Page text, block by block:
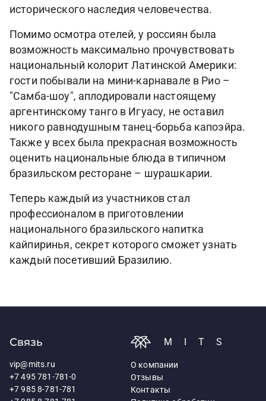
исторического наследия человечества.
Помимо осмотра отелей, у россиян была
возможность максимально прочувствовать
национальный колорит Латинской Америки:
гости побывали на мини-карнавале в Рио –
"Самба-шоу", аплодировали настоящему
аргентинскому танго в Игуасу, не оставил
никого равнодушным танец-борьба капоэйра.
Также у всех была прекрасная возможность
оценить национальные блюда в типичном
бразильском ресторане – шурашкарии.
Теперь каждый из участников стал
профессионалом в приготовлении
национального бразильского напитка
кайпиринья, секрет которого сможет узнать
каждый посетивший Бразилию.
Связь
vip@mits.ru
+7 495 781-781-0
+7 985 8-781-781
MITS
О компании
Отзывы
Контакты